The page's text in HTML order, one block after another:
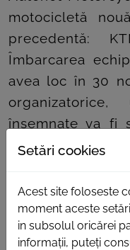
motocicletă
precedentă:
Îmbarcarea
avea loc în 30
însemnate va fi
navigație de
Colegii și
urează lui Mani
întoarcă sănătos
Setări cookies
Acest site foloseste
moment aceste
in subsolul oricărei
informații, puteți